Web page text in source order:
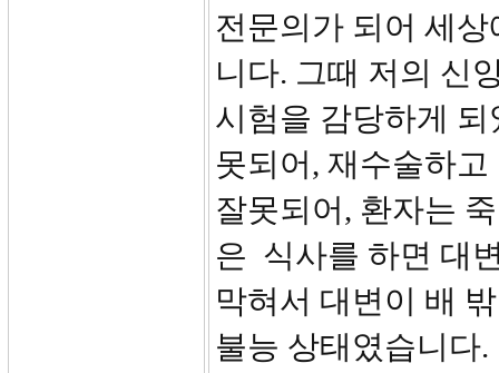
전문의가 되어 세
니다. 그때 저의 신
시험을 감당하게
못되어, 재수술하
잘못되어, 환자는
은 식사를 하면 대
막혀서 대변이 배
불능 상태였습니다